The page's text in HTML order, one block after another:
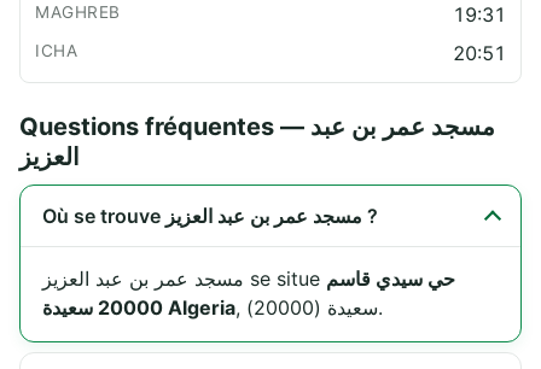
19:31
20:51
Questions fréquentes — مسجد عمر بن عبد
العزيز
Où se trouve مسجد عمر بن عبد العزيز ?
مسجد عمر بن عبد العزيز se situe حي سيدي قاسم
20000 سعيدة Algeria
, سعيدة (20000).